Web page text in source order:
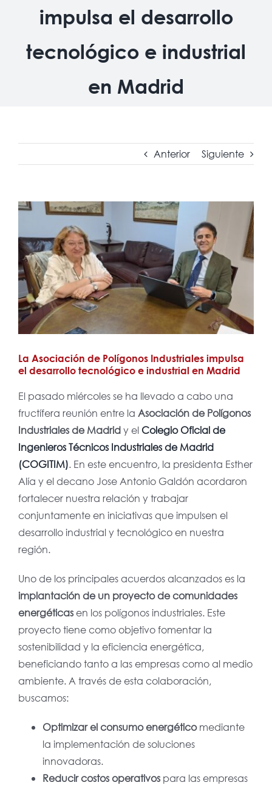
impulsa el desarrollo
tecnológico e industrial
en Madrid
Anterior Siguiente
Ver
más
grande
La Asociación de Polígonos Industriales impulsa
el desarrollo tecnológico e industrial en Madrid
El pasado miércoles se ha llevado a cabo una
fructífera reunión entre la Asociación de Polígonos
Industriales de Madridy el Colegio Oficial de
Ingenieros Técnicos Industriales de Madrid
(COGITIM). En este encuentro, la presidenta Esther
Alía y el decano Jose Antonio Galdón acordaron
fortalecer nuestra relación y trabajar
conjuntamente en iniciativas que impulsen el
desarrollo industrial y tecnológico en nuestra
región.
Uno de los principales acuerdos alcanzados es la
implantación de un proyecto de comunidades
energéticasen los polígonos industriales. Este
proyecto tiene como objetivo fomentar la
sostenibilidad y la eficiencia energética,
beneficiando tanto a las empresas como al medio
ambiente. A través de esta colaboración,
buscamos:
Optimizar el consumo energéticomediante
la implementación de soluciones
innovadoras.
Reducir costos operativos para las empresas